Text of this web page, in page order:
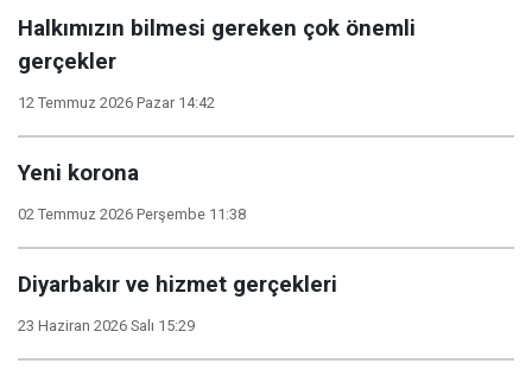
Halkımızın bilmesi gereken çok önemli
gerçekler
12 Temmuz 2026 Pazar 14:42
Yeni korona
02 Temmuz 2026 Perşembe 11:38
Diyarbakır ve hizmet gerçekleri
23 Haziran 2026 Salı 15:29